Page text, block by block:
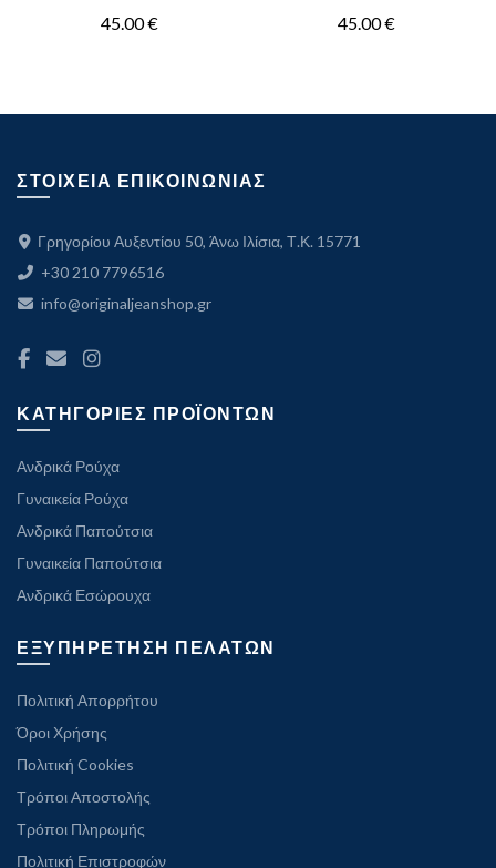
45.00€ 45.00€
ΣΤΟΙΧΕΙΑ ΕΠΙΚΟΙΝΩΝΙΑΣ
Γρηγορίου Αυξεντίου 50, Άνω Ιλίσια, Τ.Κ. 15771
+30 210 7796516
info@originaljeanshop.gr
ΚΑΤΗΓΟΡΙΕΣ ΠΡΟΪΟΝΤΩΝ
Ανδρικά Ρούχα
Γυναικεία Ρούχα
Ανδρικά Παπούτσια
Γυναικεία Παπούτσια
Ανδρικά Εσώρουχα
ΕΞΥΠΗΡΕΤΗΣΗ ΠΕΛΑΤΩΝ
Πολιτική Απορρήτου
Όροι Χρήσης
Πολιτική Cookies
Τρόποι Αποστολής
Τρόποι Πληρωμής
Πολιτική Επιστροφών